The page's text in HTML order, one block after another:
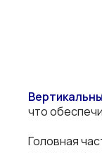
что
Головная